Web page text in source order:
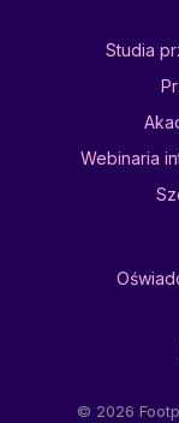
Studia
Webinaria
© 2026